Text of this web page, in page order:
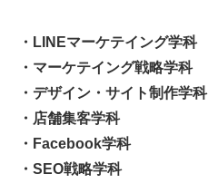
・LINEマーケテイング学科
・マーケテイング戦略学科
・デザイン・サイト制作学科
・店舗集客学科
・Facebook学科
・SEO戦略学科